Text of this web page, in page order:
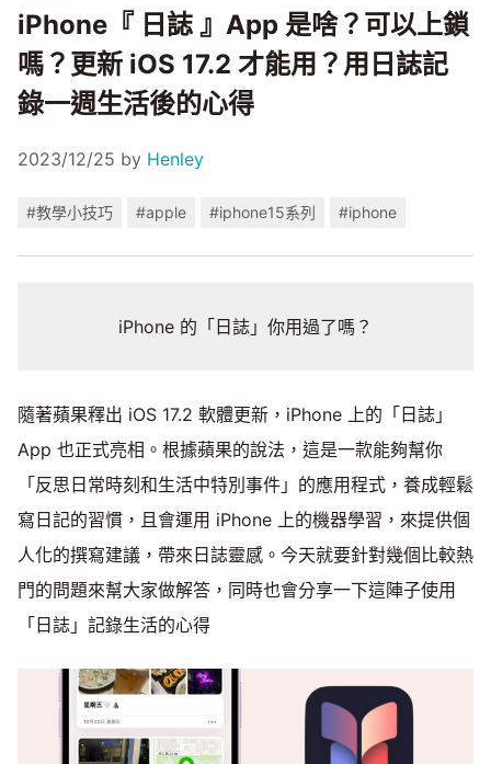
iPhone『 日誌 』App 是啥？可以上鎖
嗎？更新 iOS 17.2 才能用？用日誌記
錄一週生活後的心得
2023/12/25 by Henley
#教學小技巧 #apple #iphone15系列 #iphone
iPhone 的「日誌」你用過了嗎？
隨著蘋果釋出 iOS 17.2 軟體更新，iPhone 上的「日誌」
App 也正式亮相。根據蘋果的說法，這是一款能夠幫你
「反思日常時刻和生活中特別事件」的應用程式，養成輕鬆
寫日記的習慣，且會運用 iPhone 上的機器學習，來提供個
人化的撰寫建議，帶來日誌靈感。今天就要針對幾個比較熱
門的問題來幫大家做解答，同時也會分享一下這陣子使用
「日誌」記錄生活的心得